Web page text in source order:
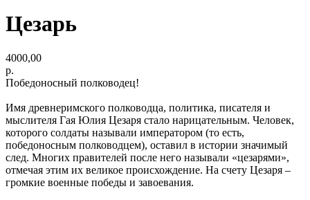
Цезарь
4000,00
р.
Победоносный полководец!
Имя древнеримского полководца, политика, писателя и
мыслителя Гая Юлия Цезаря стало нарицательным. Человек,
которого солдаты называли императором (то есть,
победоносным полководцем), оставил в истории значимый
след. Многих правителей после него называли «цезарями»,
отмечая этим их великое происхождение. На счету Цезаря –
громкие военные победы и завоевания.